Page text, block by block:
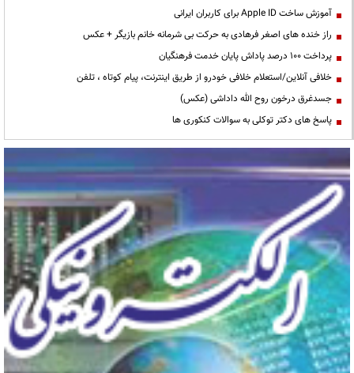
آموزش ساخت Apple ID برای کاربران ایرانی
راز خنده های اصغر فرهادی به حرکت بی شرمانه خانم بازیگر + عکس
پرداخت ۱۰۰ درصد پاداش پایان خدمت فرهنگیان
خلافی آنلاین/استعلام خلافی خودرو از طریق اینترنت، پیام کوتاه ، تلفن
جسدغرق درخون روح الله داداشی (عکس)
پاسخ های دکتر توکلی به سوالات کنکوری ها